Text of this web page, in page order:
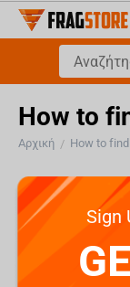
How to
Αρχική / How to
How toSign